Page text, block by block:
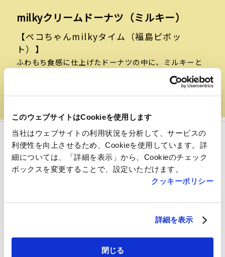
このウェブサイトはCookieを使用します
当社はウェブサイトの利用状況を分析して、サービスの
利便性を向上させるため、Cookieを使用しています。詳
細については、「詳細を表示」から、Cookieのチェック
ボックスを変更することで、設定いただけます。
クッキーポリシー
詳細を表示
閉じる
milkyクリームドーナツ（ミルキー）
【ペコちゃんmilkyタイム（福島ピボッ
ト）】
ふわもち食感に仕上げたドーナツの中に、ミルキーと
同じ北海道産練乳を使用した軽い口当たりのミルキー
クリーム詰めました。milkyドーナツの1番の人気商品
です。
フロアマップ